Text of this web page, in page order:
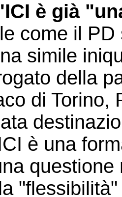
è già
come il
simile
della
di Torino,
è una